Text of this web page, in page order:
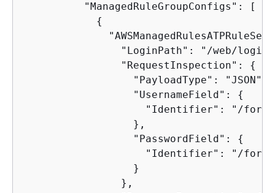
          "ManagedRuleGroupConfigs": [
{
"LoginPath": "/web/
                "RequestInspection":
{
                  "PayloadType": "JSON",
                  "UsernameField":
{
"Identifier": "/
                  },
                  "PasswordField":
{
"Identifier": "/
                  }
                },